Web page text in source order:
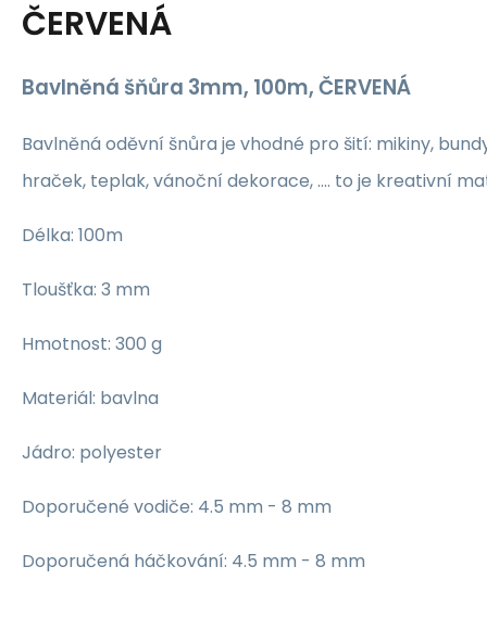
ČERVENÁ
Bavlněná šňůra 3mm, 100m, ČERVENÁ
Bavlněná oděvní šnůra je vhodné pro šití: mikiny,
hraček, teplak, vánoční dekorace, .... to je kreativní
Délka: 100m
Tloušťka: 3 mm
Hmotnost: 300 g
Materiál: bavlna
Jádro: polyester
Doporučené vodiče: 4.5 mm - 8 mm
Doporučená háčkování: 4.5 mm - 8 mm